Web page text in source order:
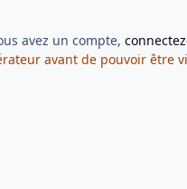
avez un compte,
avant de pouvoir être